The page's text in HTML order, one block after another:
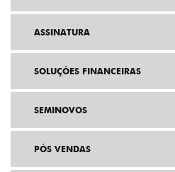
ASSINATURA
SOLUÇÕES FINANCEIRAS
SEMINOVOS
PÓS VENDAS